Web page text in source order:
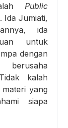
Public
Ida Jumiati,
ida
untuk
dengan
kalah
yang
siapa